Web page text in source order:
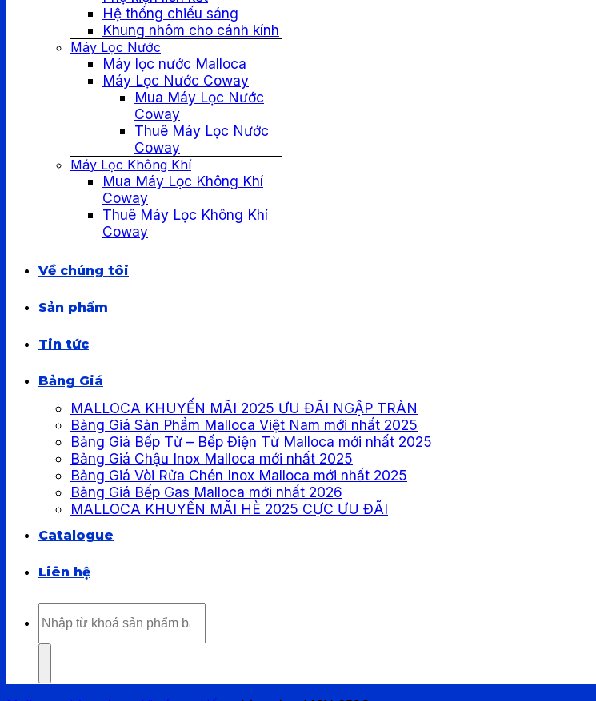
Hệ thống chiếu sáng
Khung nhôm cho cánh kính
Máy Lọc Nước
Máy lọc nước Malloca
Máy Lọc Nước Coway
Mua Máy Lọc Nước
Coway
Thuê Máy Lọc Nước
Coway
Máy Lọc Không Khí
Mua Máy Lọc Không Khí
Coway
Thuê Máy Lọc Không Khí
Coway
Về chúng tôi
Sản phẩm
Tin tức
Bảng Giá
MALLOCA KHUYẾN MÃI 2025 ƯU ĐÃI NGẬP TRÀN
Bảng Giá Sản Phẩm Malloca Việt Nam mới nhất 2025
Bảng Giá Bếp Từ – Bếp Điện Từ Malloca mới nhất 2025
Bảng Giá Chậu Inox Malloca mới nhất 2025
Bảng Giá Vòi Rửa Chén Inox Malloca mới nhất 2025
Bảng Giá Bếp Gas Malloca mới nhất 2026
MALLOCA KHUYẾN MÃI HÈ 2025 CỰC ƯU ĐÃI
Catalogue
Liên hệ
kiếm: